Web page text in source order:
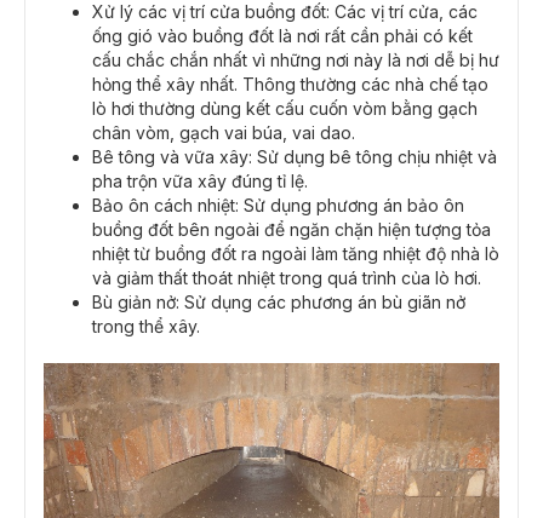
Xử lý các vị trí cửa buồng đốt: Các vị trí cửa, các
ống gió vào buồng đốt là nơi rất cần phải có kết
cấu chắc chắn nhất vì những nơi này là nơi dễ bị hư
hỏng thể xây nhất. Thông thường các nhà chế tạo
lò hơi thường dùng kết cấu cuốn vòm bằng gạch
chân vòm, gạch vai búa, vai dao.
Bê tông và vữa xây: Sử dụng bê tông chịu nhiệt và
pha trộn vữa xây đúng tỉ lệ.
Bảo ôn cách nhiệt: Sử dụng phương án bảo ôn
buồng đốt bên ngoài để ngăn chặn hiện tượng tỏa
nhiệt từ buồng đốt ra ngoài làm tăng nhiệt độ nhà lò
và giảm thất thoát nhiệt trong quá trình của lò hơi.
Bù giản nở: Sử dụng các phương án bù giãn nở
trong thể xây.